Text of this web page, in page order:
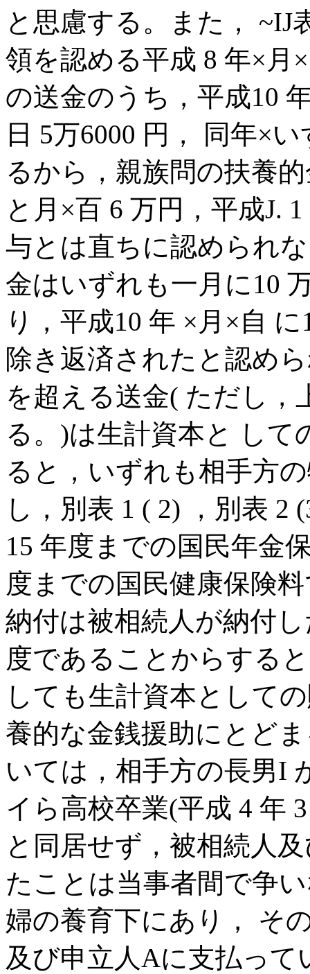
と思慮する。また， ~IJ
領を認める平成 8 年×月
の送金のうち，平成10
日 5万6000 円， 同年×
るから，親族問の扶養
と月×百 6 万円，平成J.
与とは直ちに認められ
金はいずれも一月に10
り，平成10 年 ×月×自
除き返済されたと認め
を超える送金( ただし，
る。)は生計資本と して
ると，いずれも相手方
し，別表 1 ( 2) ，別表 2
15 年度までの国民年金
度までの国民健康保険
納付は被相続人が納付
度であることからする
しても生計資本として
養的な金銭援助にとど
いては，相手方の長男I
イら高校卒業(平成 4 年
と同居せず，被相続人
たことは当事者間で争
婦の養育下にあり， そ
及び申立人Aに支払っ